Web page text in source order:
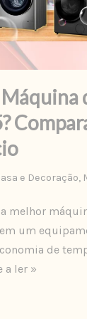
e Decoração,
melhor
um
de
a ler »